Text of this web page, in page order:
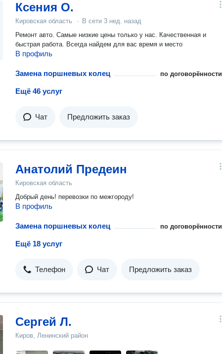
Ксения О.
Кировская область · В сети 3 нед. назад
Ремонт авто. Самые низкие цены только у нас. Качественная и
быстрая работа. Всегда найдем для вас время и место
В профиль
Замена поршневых колец по договорённости
Ещё 46 услуг
Чат Предложить заказ
Анатолий Предеин
Кировская область
Добрый день! перевозки по межгороду!
В профиль
Замена поршневых колец по договорённости
Ещё 18 услуг
Телефон Чат Предложить заказ
Сергей Л.
Киров, Ленинский район